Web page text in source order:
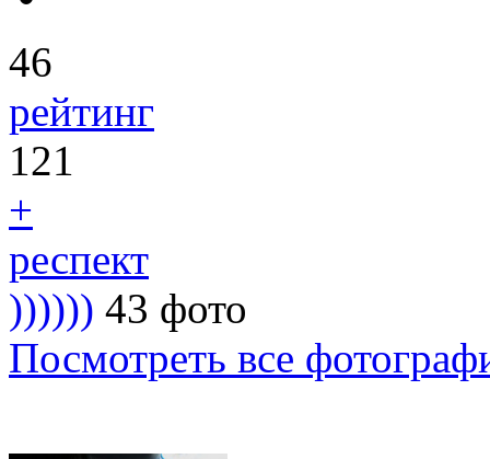
46
рейтинг
121
+
респект
)))))) 43 фото
Посмотреть все